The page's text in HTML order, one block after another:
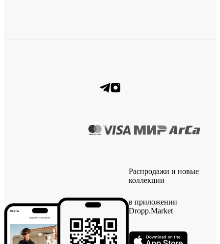
Распродажи и новые
коллекции
в приложении
Dropp.Market